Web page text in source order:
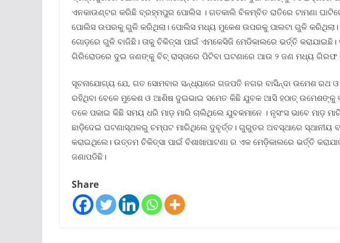
ଏନକାଉଣ୍ଟର କରିଛି ବ୍ରହ୍ମପୁର ପୋଲିସ । ଗତକାଲି ବିଳମ୍ବିତ ରାତିରେ ଟାମଣା
ପୋଲିସ ଉପରକୁ ଗୁଳି କରିଥିଲା। ପୋଲିସ ମଧ୍ୟ ମୁକେଶ ଉପରକୁ ପାଲଟା ଗୁଳି
ଗୋଡ଼ରେ ଗୁଳି ବାଜିଛି। ତାକୁ ଚିକିତ୍ସା ପାଇଁ ଏମକେସିଜି ମେଡିକାଲରେ ଭର୍ତ୍ତି
ଗିରିରୋଡରେ ଦୁଇ ଜଣଙ୍କୁ ବିଚ୍ ରାସ୍ତାରେ ପିଟିବା ଘଟଣାରେ ଆଉ ୨ ଜଣ ମଧ୍ୟ ଗିରଫ
ସୂଚନାଯୋଗ୍ୟ ଯେ, ଗତ ସୋମବାର ସନ୍ଧ୍ୟାରେ ଗଜପତି ନଗର ବାସିନ୍ଦା ଉମେଶ ରଥ ଓ
ରହିଥିବା ବେଳେ ମୁକେଶ ଓ ଆଶିଷ ଦୁଇଭାଇ ସମେତ କିଛି ଯୁବକ ଆସି ହଠାତ୍‌
ତଳେ ପକାଇ କିଛି ସମୟ ଧରି ମାଡ଼ ମାରି ଚାଲିଥିଲେ ଯୁବକମାନେ । ନୃସଂସ ଭାବେ ମାଡ଼
ଛାଡ଼ିଦେଇ ଘଟଣାସ୍ଥଳରୁ ଚମ୍ପଟ ମାରିଥିଲେ ଦୁବୃର୍ତ୍ତ। ଗୁରୁତର ଅବସ୍ଥାରେ ସ୍ଥାନୀୟ
କରାଇଥିଲେ। ଉତ୍ତମ ଚିକିତ୍ସା ପାଇଁ ବିଶାଖାପାଟଣା ର ଏକ ମେଡ଼ିକାଲରେ ଭର୍ତ୍ତି
ଜଣାପଡିଛି।
Share